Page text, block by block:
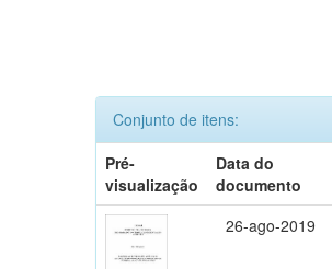
Conjunto de itens:
Pré-
visualização
Data do
documento
26-ago-2019